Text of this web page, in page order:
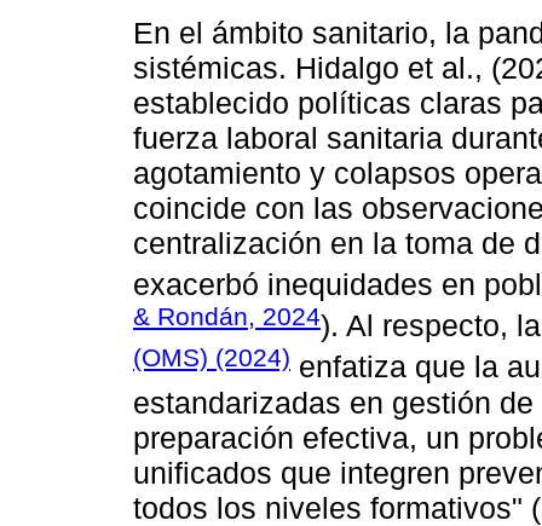
En el ámbito sanitario, la
sistémicas. Hidalgo et al.,
establecido políticas claras
fuerza laboral sanitaria
agotamiento y colapsos
coincide con las
centralización en la toma de
exacerbó inequidades en
& Rondán, 2024). Al respecto,
(OMS) (2024) enfatiza que la
estandarizadas en gestión
preparación efectiva, un
unificados que integren
todos los niveles formativos"